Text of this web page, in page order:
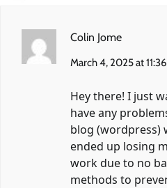
Colin Jome
March 4, 2025 at
Hey there! I just
have any
blog (wordpress)
ended up losing
work due to no
methods to